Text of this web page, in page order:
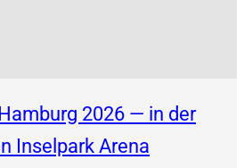
2026 — in der
Inselpark Arena